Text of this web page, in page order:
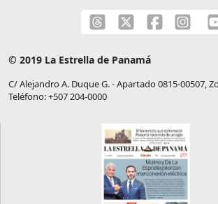
© 2019 La Estrella de Panamá
C/ Alejandro A. Duque G. - Apartado 0815-00507,
Teléfono: +507 204-0000